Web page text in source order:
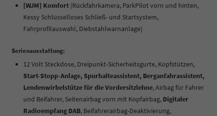
[WJM] Komfort (Rückfahrkamera, ParkPilot vorn und hinten,
Kessy Schlüsselloses Schließ- und Startsystem,
Fahrprofilauswahl, Diebstahlwarnanlage)
Serienausstattung:
12 Volt Steckdose, Dreipunkt-Sicherheitsgurte, Kopfstützen,
Start-Stopp-Anlage, Spurhalteassistent, Berganfahrassistent,
Lendenwirbelstütze für die Vordersitzlehne, Airbag für Fahrer
und Beifahrer, Seitenairbag vorn mit Kopfairbag, Digitaler
Radioempfang DAB, Beifahrerairbag-Deaktivierung,